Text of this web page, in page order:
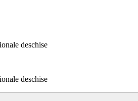
deschise
deschise